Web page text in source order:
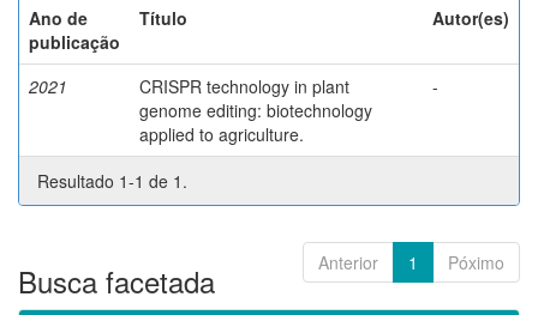
Ano de
publicação
Título Autor(es)
2021
CRISPR technology in plant
genome editing: biotechnology
applied to agriculture.
-
Resultado 1-1 de 1.
Anterior 1 Póximo
Busca facetada